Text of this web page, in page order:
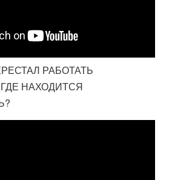
РАБОТАТЬ
НАХОДИТСЯ